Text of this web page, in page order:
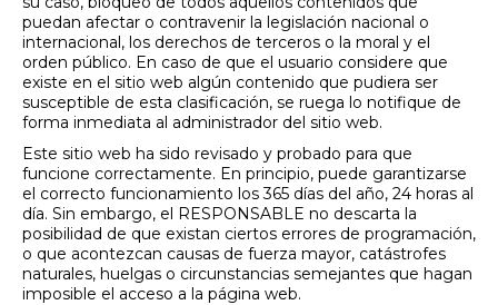
puedan afectar o contravenir la legislación nacional o
internacional, los derechos de terceros o la moral y el
orden público. En caso de que el usuario considere que
existe en el sitio web algún contenido que pudiera ser
susceptible de esta clasificación, se ruega lo notifique de
forma inmediata al administrador del sitio web.
Este sitio web ha sido revisado y probado para que
funcione correctamente. En principio, puede garantizarse
el correcto funcionamiento los 365 días del año, 24 horas al
día. Sin embargo, el RESPONSABLE no descarta la
posibilidad de que existan ciertos errores de programación,
o que acontezcan causas de fuerza mayor, catástrofes
naturales, huelgas o circunstancias semejantes que hagan
imposible el acceso a la página web.